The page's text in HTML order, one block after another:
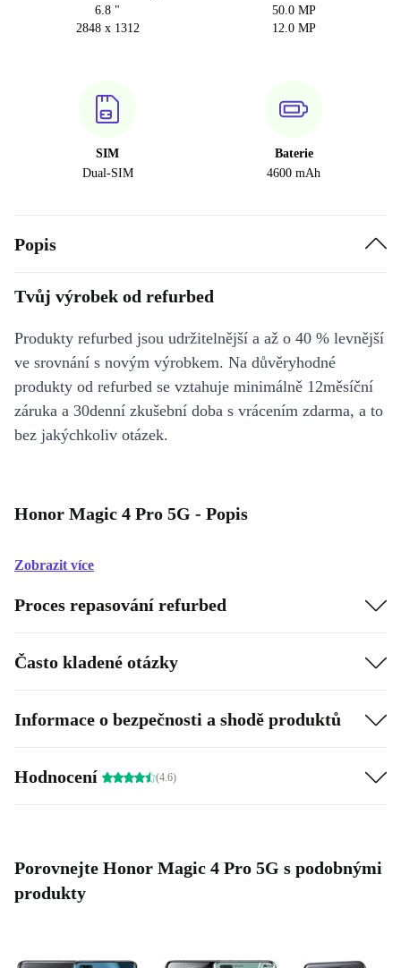
6.8 "
2848 x 1312
50.0 MP
12.0 MP
SIM
Dual-SIM
Baterie
4600 mAh
Popis
Tvůj výrobek od refurbed
Produkty refurbed jsou udržitelnější a až o 40 % levnější
ve srovnání s novým výrobkem. Na důvěryhodné
produkty od refurbed se vztahuje minimálně 12měsíční
záruka a 30denní zkušební doba s vrácením zdarma, a to
bez jakýchkoliv otázek.
Honor Magic 4 Pro 5G - Popis
Zobrazit více
Proces repasování refurbed
Často kladené otázky
Informace o bezpečnosti a shodě produktů
Hodnocení (4.6)
Porovnejte Honor Magic 4 Pro 5G s podobnými
produkty